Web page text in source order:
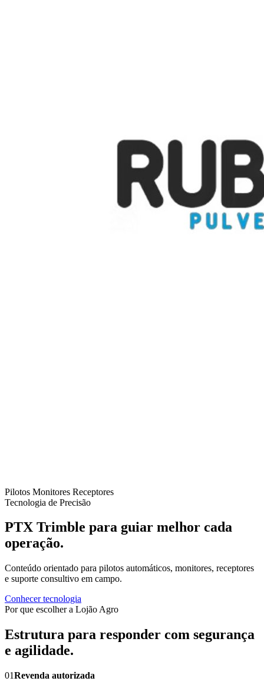
Pilotos Monitores Receptores
Tecnologia de Precisão
PTX Trimble para guiar melhor cada
operação.
Conteúdo orientado para pilotos automáticos, monitores, receptores
e suporte consultivo em campo.
Conhecer tecnologia
Por que escolher a Lojão Agro
Estrutura para responder com segurança
e agilidade.
01Revenda autorizada